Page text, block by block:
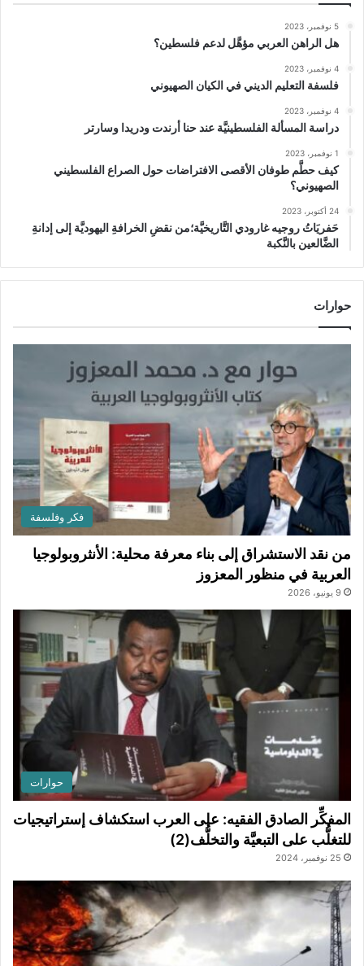
5 نوفمبر، 2023
هل الراهن العربي مؤهَّل لدعم فلسطين؟
4 نوفمبر، 2023
فلسفة التعليم الديني في الكيان الصهيوني
4 نوفمبر، 2023
دراسة المسألة الفلسطينيَّة عند حنا أرندت ودريدا وسارتر
1 نوفمبر، 2023
كيف حطَّم طوفان الأقصى الافتراضات حول الصراع الفلسطيني
الصهيوني؟
24 أكتوبر، 2023
حَفريَاتُ روجيه غارودي التَّاريخيَّة؛من نقضِ الخرافةِ اليهوديَّة إلى إدانةِ
الضَّالعين بالنَّكبة
حوارات
فكر وفلسفة
من نقد الاستشراق إلى بناء معرفة محلية: الأنثروبولوجيا
العربية في منظور المعزوز
9 يونيو، 2026
حوارات
المفكِّر الصادق الفقيه: على العرب استكشاف إستراتيجيات
للتغلُّب على التبعيَّة والتخلُّف(2)
25 نوفمبر، 2024